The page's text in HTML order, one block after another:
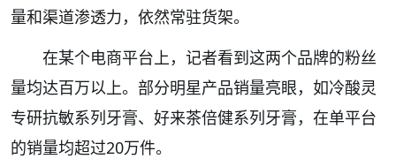
量和渠道渗透力，依然常驻货架。
在某个电商平台上，记者看到这两个品牌的粉丝
量均达百万以上。部分明星产品销量亮眼，如冷酸灵
专研抗敏系列牙膏、好来茶倍健系列牙膏，在单平台
的销量均超过20万件。